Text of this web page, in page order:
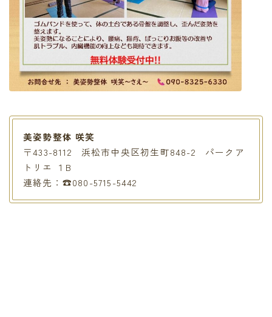
美姿勢整体 咲笑
〒433-8112 浜松市中央区初生町848-2 パークア
トリエ １B
連絡先：☎080-5715-5442